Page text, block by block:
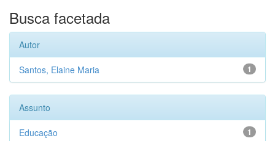
Busca facetada
Autor
1
Santos, Elaine Maria
Assunto
1
Educação